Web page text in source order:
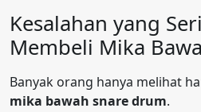
Kesalahan yang
Membeli Mika
Banyak orang hanya melihat
mika bawah snare drum.